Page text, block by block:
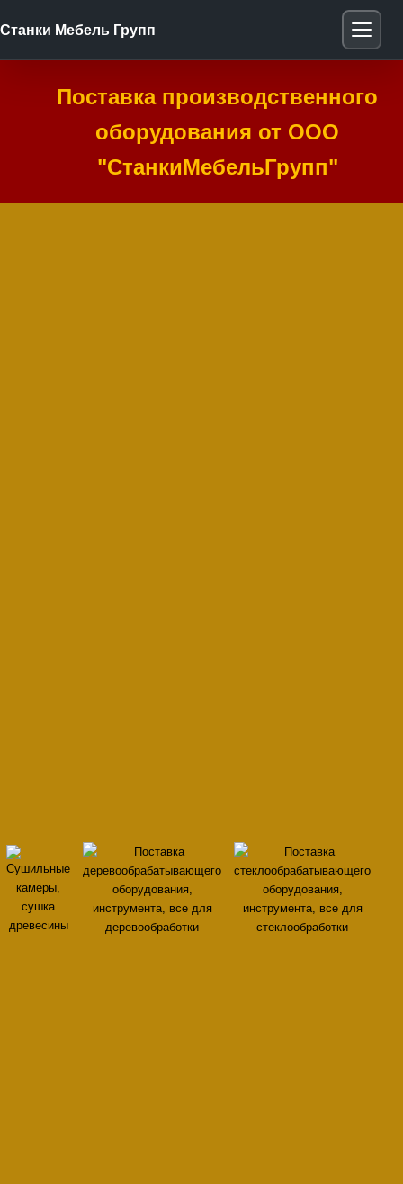
Станки Мебель Групп
Поставка производственного
оборудования от ООО
"СтанкиМебельГрупп"